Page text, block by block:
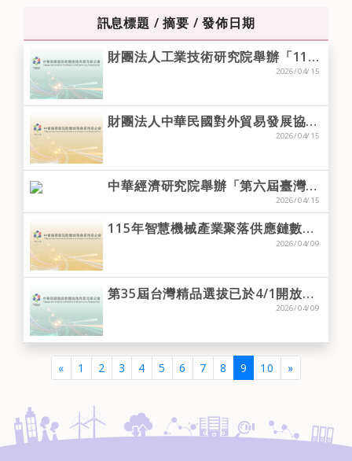
訊息標題 / 摘要 / 發佈日期
財團法人工業技術研究院舉辦「115年度服務系統科技中心智慧物流、診療照護、運動科技及AI等研發成果非專屬授權案」公開說明會，歡迎會員廠商踴躍報名。
2026/04/15
財團法人中華民國對外貿易發展協會將組團參加韓國及印尼之科技展，歡迎會員廠商踴躍報名。
2026/04/15
中華經濟研究院舉辦「第六屆臺灣循環經濟獎頒獎典禮暨全球永續承諾與突破報告」，歡迎會員廠商踴躍報名。
2026/04/15
115年智慧機械產業聚落供應鏈數位串流AI應用申請須知說明會
2026/04/09
第35屆台灣精品選拔已於4/1開放報名，至6/30報名截止
2026/04/09
« 1 2 3 4 5 6 7 8 9 (current)
10 »